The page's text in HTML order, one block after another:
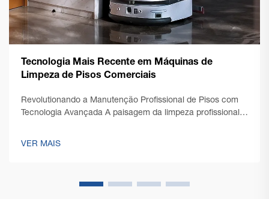
Tecnologia Mais Recente em Máquinas de
Limpeza de Pisos Comerciais
Revolutionando a Manutenção Profissional de Pisos com
Tecnologia Avançada A paisagem da limpeza profissional
da tecnologia de ponta em máquinas comerciais de
VER MAIS